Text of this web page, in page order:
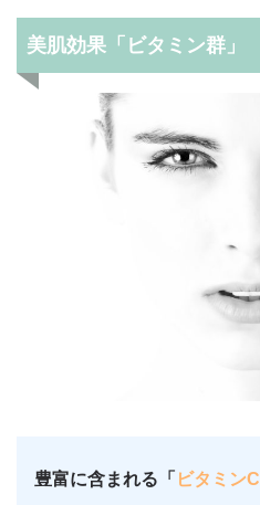
美肌効果「ビタミン群」
豊富に含まれる「 ビタミンC